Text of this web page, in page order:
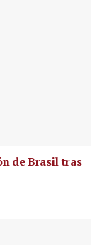
de Brasil tras